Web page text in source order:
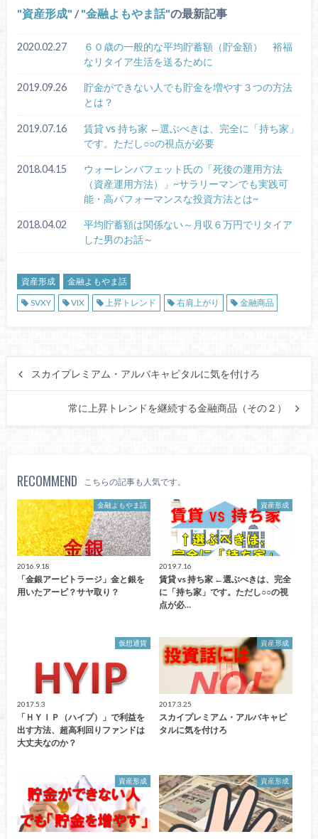
資産形成 / 金融よもやま話 の最新記事
2020.02.27
６０歳の一般的な平均貯蓄額（貯金額） 裕福
なリタイア生活を送るために
2019.09.26
貯金ができない人でも貯金を増やす３つの方法
とは？
2019.07.16
賃貸 vs 持ち家 ←選ぶべきは、完全に「持ち家」
です。ただし○○の視点が必要
2018.04.15
ウォーレンバフェット氏の「死後の運用方法
（資産運用方法）」~サラリーマンでも実践可
能・高パフォーマンスな投資方法とは~
2018.04.02
平均貯蓄額は関係ない～月収６万円でリタイア
した男のお話～
資産形成
金融よもやま話
SVXY
VIX 上昇トレンド 右肩上がり 金融商品
スカイプレミアム・アルバキャピタルに気を付けろ
常に上昇トレンドを継続する金融商品（その２）
RECOMMEND こちらの記事も人気です。
金融よもやま話
2016.9.18
「金銀アービトラージ」金と銀を
用いたアービ？サヤ取り？
資産形成
2019.7.16
賃貸 vs 持ち家 ←選ぶべきは、完全
に「持ち家」です。ただし○○の視
点が必…
仮想通貨
2017.5.3
「ＨＹＩＰ（ハイプ）」で利益を
出す方法、超高利回りファンドは
大丈夫なのか？
資産形成
2017.3.25
スカイプレミアム・アルバキャピ
タルに気を付けろ
資産形成 資産形成